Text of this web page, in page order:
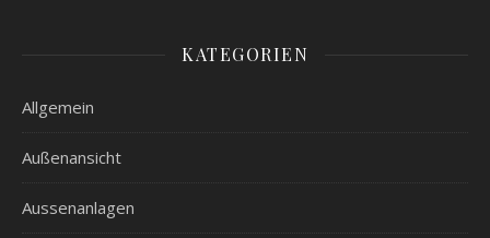
KATEGORIEN
Allgemein
Außenansicht
Aussenanlagen